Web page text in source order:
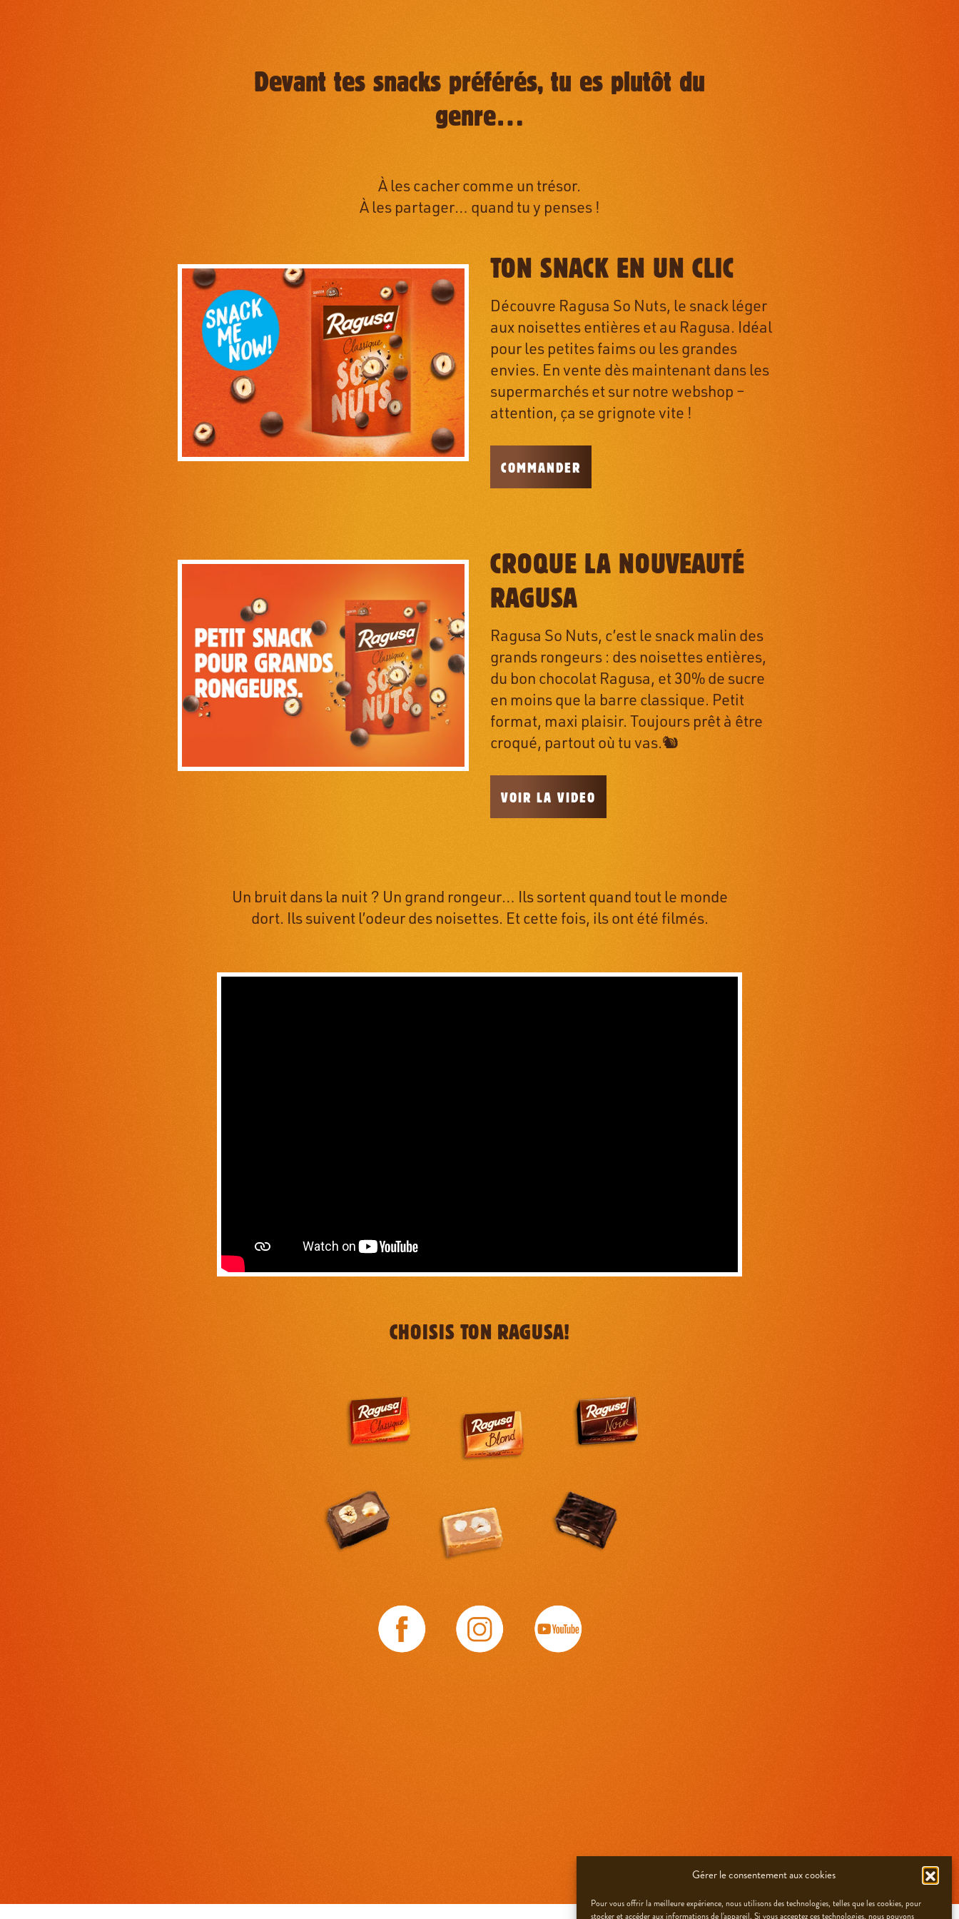
Gérer le consentement aux cookies
Pour vous offrir la meilleure expérience, nous utilisons des technologies, telles que les cookies, pour
stocker et accéder aux informations de l'appareil. Si vous acceptez ces technologies, nous pouvons
Devant tes snacks préférés, tu es plutôt du
genre…
À les cacher comme un trésor.
À les partager… quand tu y penses !
TON SNACK EN UN CLIC
Découvre Ragusa So Nuts, le snack léger
aux noisettes entières et au Ragusa. Idéal
pour les petites faims ou les grandes
envies. En vente dès maintenant dans les
supermarchés et sur notre webshop –
attention, ça se grignote vite !
COMMANDER
CROQUE LA NOUVEAUTÉ
RAGUSA
Ragusa So Nuts, c’est le snack malin des
grands rongeurs : des noisettes entières,
du bon chocolat Ragusa, et 30% de sucre
en moins que la barre classique. Petit
format, maxi plaisir. Toujours prêt à être
croqué, partout où tu vas.🐿️
VOIR LA VIDEO
Un bruit dans la nuit ? Un grand rongeur… Ils sortent quand tout le monde
dort. Ils suivent l’odeur des noisettes. Et cette fois, ils ont été filmés.
CHOISIS TON RAGUSA!